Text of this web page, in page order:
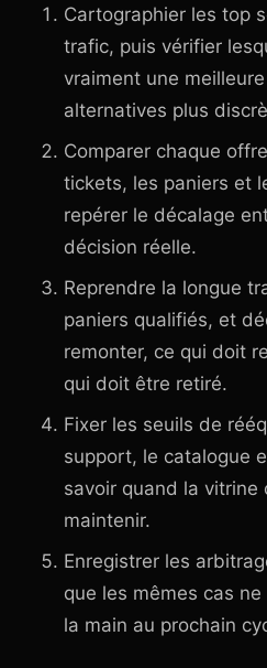
Cartographier les top
trafic, puis vérifier
vraiment une
alternatives plus
Comparer chaque
tickets, les paniers et
repérer le décalage
décision réelle.
Reprendre la longue
paniers qualifiés, et
remonter, ce qui doit
qui doit être retiré.
Fixer les seuils de
support, le catalogue
savoir quand la vitrine
maintenir.
Enregistrer les
que les mêmes cas
la main au prochain